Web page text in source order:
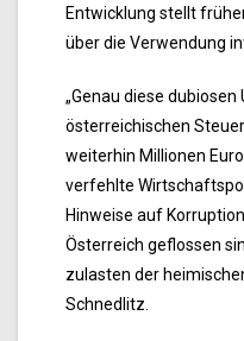
Entwicklung stellt
über die Verwendung
„Genau diese
österreichischen
weiterhin Millionen
verfehlte
Hinweise auf
Österreich geflossen
zulasten der
Schnedlitz.